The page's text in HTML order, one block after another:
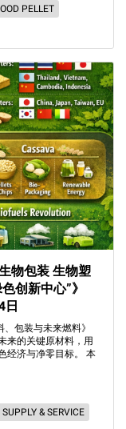
PELLET
物包装 生物塑
创新中心”》
日
包装与未来燃料》
来的关键原材料，用
经济与净零目标。 本
SUPPLY & SERVICE